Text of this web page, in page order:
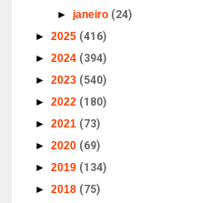
►janeiro (24)
►2025 (416)
►2024 (394)
►2023 (540)
►2022 (180)
►2021 (73)
►2020 (69)
►2019 (134)
►2018 (75)